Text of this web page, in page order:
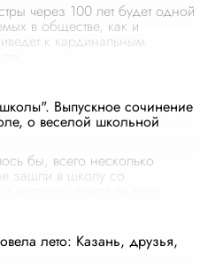
через 100 лет будет одной
в обществе, как и
к кардинальным
Выпускное сочинение
о веселой школьной
бы, всего несколько
зашли в школу со
на до
лето: Казань, друзья,